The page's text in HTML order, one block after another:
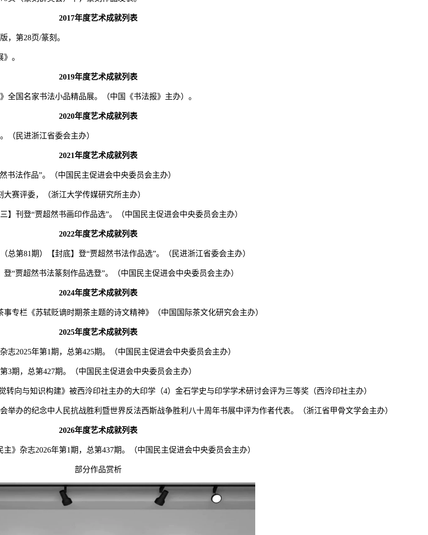
2017年度艺术成就列表
，第28页/篆刻。
。
2019年度艺术成就列表
全国名家书法小品精品展。（中国《书法报》主办）。
2020年度艺术成就列表
（民进浙江省委会主办）
2021年度艺术成就列表
书法作品”。（中国民主促进会中央委员会主办）
赛评委，（浙江大学传媒研究所主办）
】刊登“贾超然书画印作品选”。（中国民主促进会中央委员会主办）
2022年度艺术成就列表
总第81期）【封底】登“贾超然书法作品选”。（民进浙江省委会主办）
“贾超然书法篆刻作品选登”。（中国民主促进会中央委员会主办）
2024年度艺术成就列表
专栏《苏轼贬谪时期茶主题的诗文精神》（中国国际茶文化研究会主办）
2025年度艺术成就列表
2025年第1期，总第425期。（中国民主促进会中央委员会主办）
3期，总第427期。（中国民主促进会中央委员会主办）
转向与知识构建》被西泠印社主办的大印学（4）金石学史与印学学术研讨会评为三等奖（西泠印社主办）
举办的纪念中人民抗战胜利暨世界反法西斯战争胜利八十周年书展中评为作者代表。（浙江省甲骨文学会主办）
2026年度艺术成就列表
》杂志2026年第1期，总第437期。（中国民主促进会中央委员会主办）
部分作品赏析